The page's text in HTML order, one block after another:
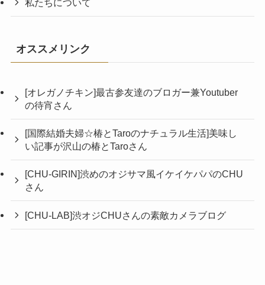
私たちについて
オススメリンク
[オレガノチキン]最古参友達のブロガー兼Youtuber
の待宵さん
[国際結婚夫婦☆椿とTaroのナチュラル生活]美味し
い記事が沢山の椿とTaroさん
[CHU-GIRIN]渋めのオジサマ風イケイケパパのCHU
さん
[CHU-LAB]渋オジCHUさんの素敵カメラブログ